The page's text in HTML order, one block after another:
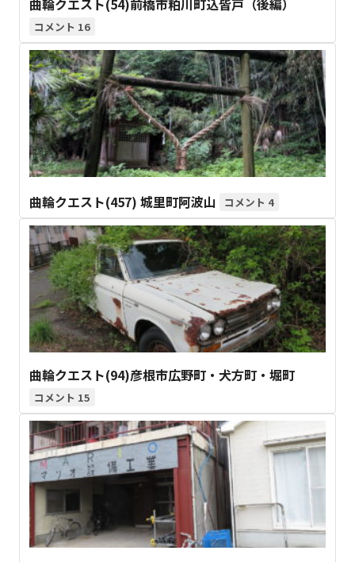
曲輪クエスト(54)前橋市粕川町込皆戸（後編）
16
曲輪クエスト(457) 城里町阿波山 4
曲輪クエスト(94)彦根市広野町・犬方町・堀町
15